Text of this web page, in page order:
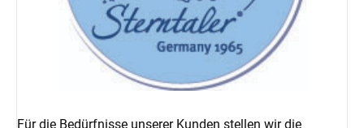
Für die Bedürfnisse unserer Kunden stellen wir die